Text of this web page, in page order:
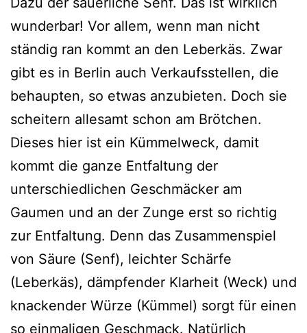
wunderbar! Vor allem, wenn man nicht
ständig ran kommt an den Leberkäs. Zwar
gibt es in Berlin auch Verkaufsstellen, die
behaupten, so etwas anzubieten. Doch sie
scheitern allesamt schon am Brötchen.
Dieses hier ist ein Kümmelweck, damit
kommt die ganze Entfaltung der
unterschiedlichen Geschmäcker am
Gaumen und an der Zunge erst so richtig
zur Entfaltung. Denn das Zusammenspiel
von Säure (Senf), leichter Schärfe
(Leberkäs), dämpfender Klarheit (Weck) und
knackender Würze (Kümmel) sorgt für einen
so einmaligen Geschmack. Natürlich